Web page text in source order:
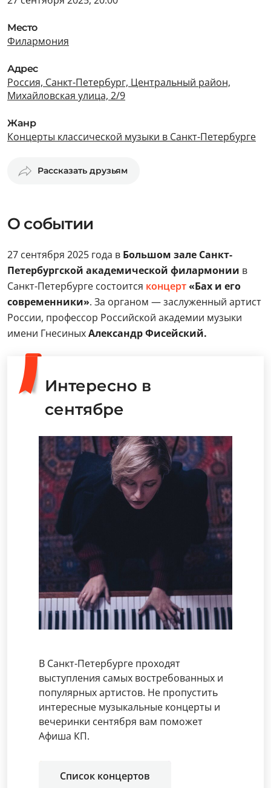
Место
Филармония
Адрес
Россия, Санкт-Петербург, Центральный район,
Михайловская улица, 2/9
Жанр
Концерты классической музыки в Санкт-Петербурге
Рассказать друзьям
О событии
27 сентября 2025 года в Большом зале Санкт-
Петербургской академической филармонии в
Санкт-Петербурге состоится концерт«Бах и его
современники». За органом — заслуженный артист
России, профессор Российской академии музыки
имени ГнесиныхАлександр Фисейский.
Интересно в
сентябре
В Санкт-Петербурге проходят
выступления самых востребованных и
популярных артистов. Не пропустить
интересные музыкальные концерты и
вечеринки сентября вам поможет
Афиша КП.
Список концертов